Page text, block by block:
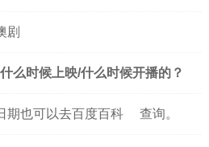
剧
么时候上映/什么时候开播的？
期也可以去百度百科 查询。